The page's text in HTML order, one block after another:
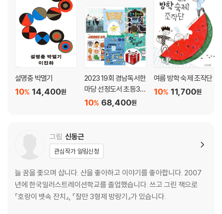
설명충 박멸기
14,400원
10%
2023 19회 경남독서한
마당 선정도서 초등3-
4학년 세트(전6권)
68,400원
10%
여름 방학 숙제 조작단
11,700원
10%
그림 신동근
관심작가 알림신청
늘 꿈을 좇으며 삽니다. 산을 좋아하고 이야기를 좋아합니다. 2007
년에 한국일러스트레이션학교를 졸업했습니다. 쓰고 그린 책으로
『호랑이 뱃속 잔치』, 『잘만 3형제 방랑기』가 있습니다.